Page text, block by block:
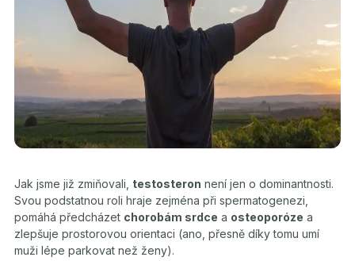
Jak jsme již zmiňovali, testosteron není jen o dominantnosti.
Svou podstatnou roli hraje zejména při spermatogenezi,
pomáhá předcházet chorobám srdce a osteoporóze a
zlepšuje prostorovou orientaci (ano, přesně díky tomu umí
muži lépe parkovat než ženy).